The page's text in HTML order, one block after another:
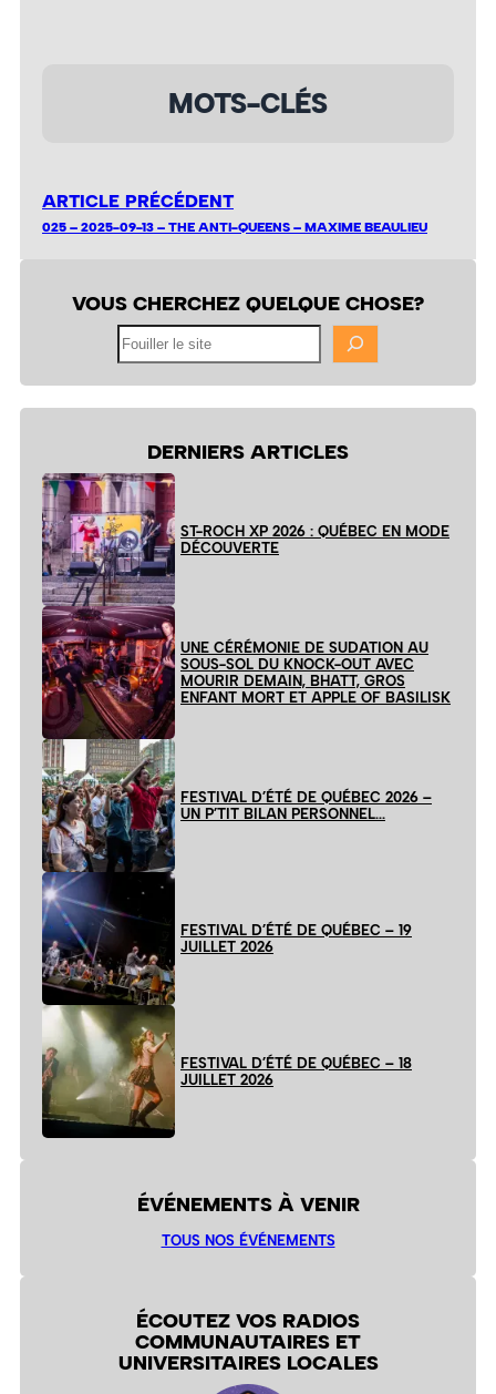
MOTS-CLÉS
ARTICLE PRÉCÉDENT
025 – 2025-09-13 – THE ANTI-QUEENS – MAXIME BEAULIEU
VOUS CHERCHEZ QUELQUE CHOSE?
DERNIERS ARTICLES
ST-ROCH XP 2026 : QUÉBEC EN MODE
DÉCOUVERTE
UNE CÉRÉMONIE DE SUDATION AU
SOUS-SOL DU KNOCK-OUT AVEC
MOURIR DEMAIN, BHATT, GROS
ENFANT MORT ET APPLE OF BASILISK
FESTIVAL D’ÉTÉ DE QUÉBEC 2026 –
UN P’TIT BILAN PERSONNEL…
FESTIVAL D’ÉTÉ DE QUÉBEC – 19
JUILLET 2026
FESTIVAL D’ÉTÉ DE QUÉBEC – 18
JUILLET 2026
ÉVÉNEMENTS À VENIR
TOUS NOS ÉVÉNEMENTS
ÉCOUTEZ VOS RADIOS
COMMUNAUTAIRES ET
UNIVERSITAIRES LOCALES